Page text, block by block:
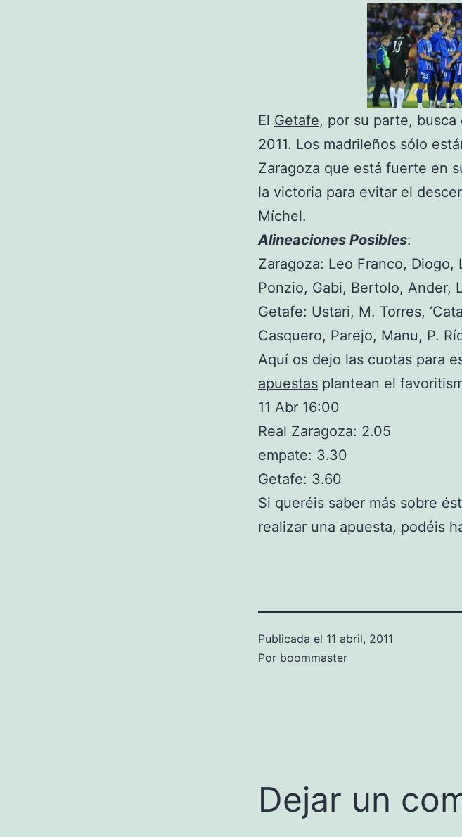
El Getafe, por su parte,
2011. Los madrileños sólo
Zaragoza que está fuerte en
la victoria para evitar el
Míchel.
Alineaciones Posibles:
Zaragoza: Leo Franco, Diogo,
Ponzio, Gabi, Bertolo, Ander,
Getafe: Ustari, M. Torres,
Casquero, Parejo, Manu, P.
Aquí os dejo las cuotas para
apuestas plantean el
11 Abr 16:00
Real Zaragoza: 2.05
empate: 3.30
Getafe: 3.60
Si queréis saber más sobre
realizar una apuesta, podéis
Publicada el 11 abril, 2011
Por boommaster
Dejar un